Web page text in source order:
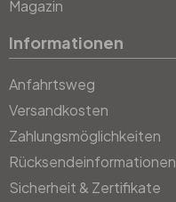
Magazin
Informationen
Anfahrtsweg
Versandkosten
Zahlungsmöglichkeiten
Rücksendeinformationen
Sicherheit & Zertifikate